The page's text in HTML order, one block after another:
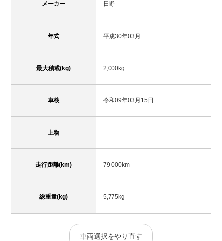
メーカー 日野
年式 平成30年03月
最大積載(kg) 2,000kg
車検 令和09年03月15日
上物
走行距離(km) 79,000km
総重量(kg) 5,775kg
車両選択をやり直す